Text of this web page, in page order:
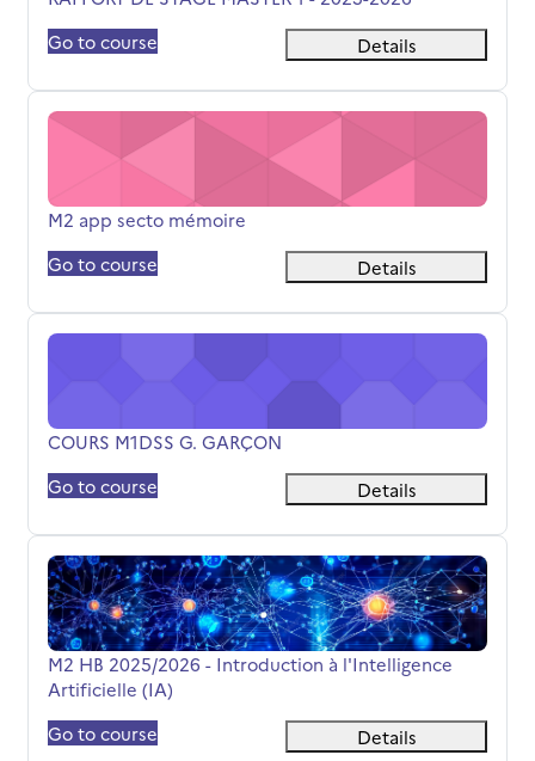
Go to course
Details
M2 app secto mémoire
Όνομα μαθήματος
M2 app secto mémoire
Go to course
Details
COURS M1DSS G. GARÇON
Όνομα μαθήματος
COURS M1DSS G. GARÇON
Go to course
Details
M2 HB 2025/2026 - Introduction à l'Intelligence
Όνομα μαθήματος
M2 HB 2025/2026 - Introduction à l'Intelligence
Artificielle (IA)
Go to course
Details